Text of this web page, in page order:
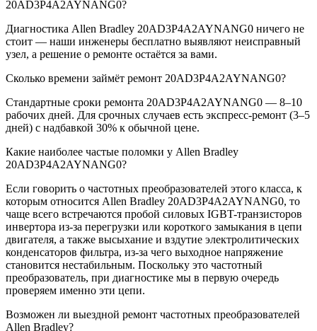
20AD3P4A2AYNANG0?
Диагностика Allen Bradley 20AD3P4A2AYNANG0 ничего не
стоит — наши инженеры бесплатно выявляют неисправный
узел, а решение о ремонте остаётся за вами.
Сколько времени займёт ремонт 20AD3P4A2AYNANG0?
Стандартные сроки ремонта 20AD3P4A2AYNANG0 — 8–10
рабочих дней. Для срочных случаев есть экспресс-ремонт (3–5
дней) с надбавкой 30% к обычной цене.
Какие наиболее частые поломки у Allen Bradley
20AD3P4A2AYNANG0?
Если говорить о частотных преобразователей этого класса, к
которым относится Allen Bradley 20AD3P4A2AYNANG0, то
чаще всего встречаются пробой силовых IGBT-транзисторов
инвертора из-за перегрузки или короткого замыкания в цепи
двигателя, а также высыхание и вздутие электролитических
конденсаторов фильтра, из-за чего выходное напряжение
становится нестабильным. Поскольку это частотный
преобразователь, при диагностике мы в первую очередь
проверяем именно эти цепи.
Возможен ли выездной ремонт частотных преобразователей
Allen Bradley?